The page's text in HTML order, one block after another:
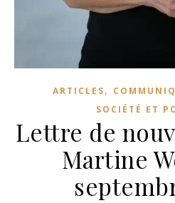
ARTICLES,
SOCIÉTÉ ET
Lettre de
Martine